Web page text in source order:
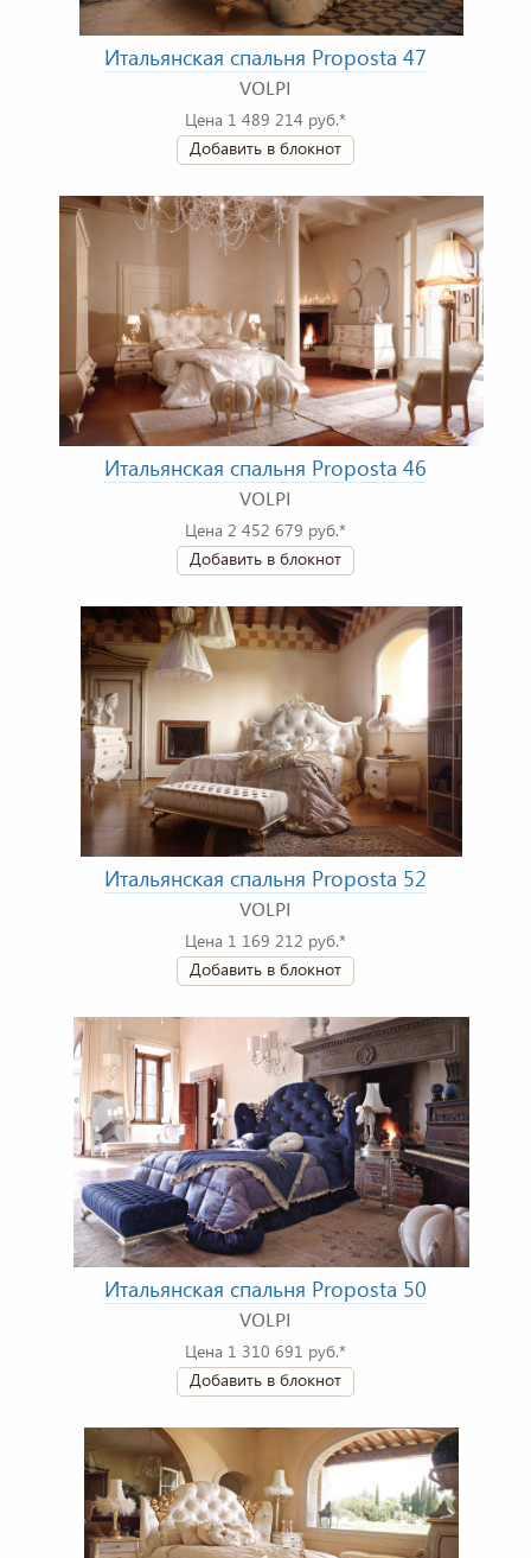
Итальянская спальня Proposta 47
VOLPI
Цена 1 489 214 руб.*
Добавить в блокнот
Итальянская спальня Proposta 46
VOLPI
Цена 2 452 679 руб.*
Добавить в блокнот
Итальянская спальня Proposta 52
VOLPI
Цена 1 169 212 руб.*
Добавить в блокнот
Итальянская спальня Proposta 50
VOLPI
Цена 1 310 691 руб.*
Добавить в блокнот